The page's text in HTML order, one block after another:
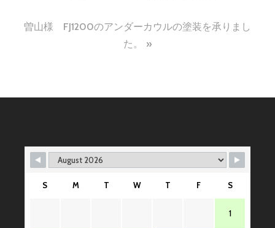
稿
ナ
ー
ョ
ン
曽山様 FJ1200のアンダーカウルの塗装を承りまし
た。
S M T W T F S
1